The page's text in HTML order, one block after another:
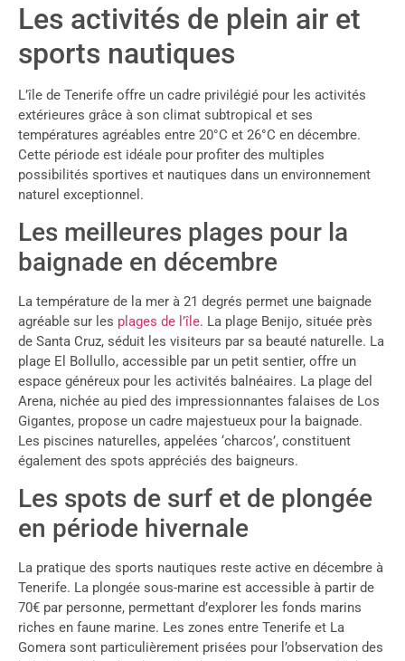
Les activités de plein air et
sports nautiques
L’île de Tenerife offre un cadre privilégié pour les activités
extérieures grâce à son climat subtropical et ses
températures agréables entre 20°C et 26°C en décembre.
Cette période est idéale pour profiter des multiples
possibilités sportives et nautiques dans un environnement
naturel exceptionnel.
Les meilleures plages pour la
baignade en décembre
La température de la mer à 21 degrés permet une baignade
agréable sur les plages de l’île. La plage Benijo, située près
de Santa Cruz, séduit les visiteurs par sa beauté naturelle. La
plage El Bollullo, accessible par un petit sentier, offre un
espace généreux pour les activités balnéaires. La plage del
Arena, nichée au pied des impressionnantes falaises de Los
Gigantes, propose un cadre majestueux pour la baignade.
Les piscines naturelles, appelées ‘charcos’, constituent
également des spots appréciés des baigneurs.
Les spots de surf et de plongée
en période hivernale
La pratique des sports nautiques reste active en décembre à
Tenerife. La plongée sous-marine est accessible à partir de
70€ par personne, permettant d’explorer les fonds marins
riches en faune marine. Les zones entre Tenerife et La
Gomera sont particulièrement prisées pour l’observation des